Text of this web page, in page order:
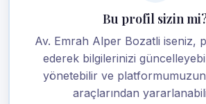
Bu profil sizin
Av. Emrah Alper Bozatli iseniz,
ederek bilgilerinizi
yönetebilir ve
araçlarından